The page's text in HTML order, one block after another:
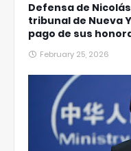
Defensa de
tribunal de Nueva
pago de sus
February 25, 2026